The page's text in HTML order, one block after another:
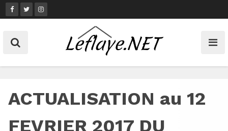
Skip
to
ACTUALISATION au 12
FEVRIER 2017 DU